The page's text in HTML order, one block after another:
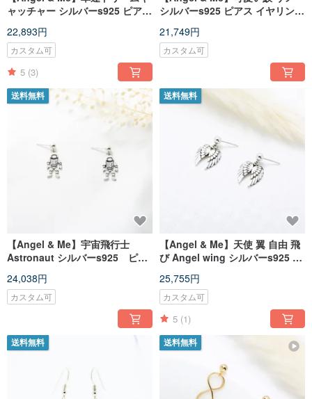
ャッチャー シルバーs925 ピアス
レンタインデー 誕生日プレゼン
ト
22,893円
カスタム可
5 (3)
シルバーs925 ピアス イヤリング
デー 誕生日プレゼント
21,749円
カスタム可
送料無料
【Angel & Me】宇宙飛行士
Astronaut シルバーs925 ピア
マス バレンタインデー 誕生日
プレゼント
24,038円
カスタム可
送料無料
【Angel & Me】天使 翼 自由 飛
び Angel wing シルバーs925 ピ
ス バレンタインデー 誕生日プ
レゼント
25,755円
カスタム可
5 (1)
送料無料 送料無料